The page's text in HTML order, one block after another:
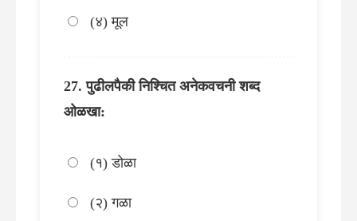
(४) मूल
पुढीलपैकी निश्चित अनेकवचनी शब्द
ओळखा:
(१) डोळा
(२) गळा